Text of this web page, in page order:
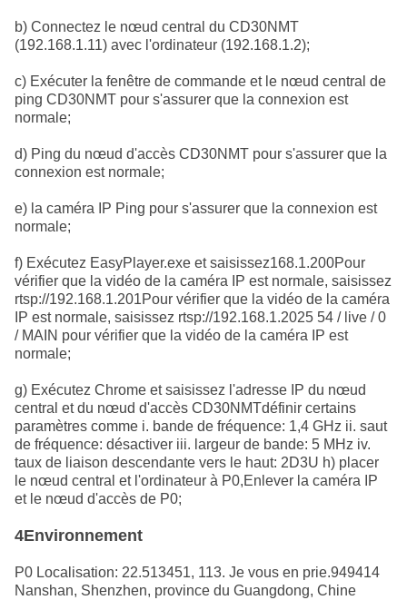
b) Connectez le nœud central du CD30NMT
(192.168.1.11) avec l'ordinateur (192.168.1.2);
c) Exécuter la fenêtre de commande et le nœud central de
ping CD30NMT pour s'assurer que la connexion est
normale;
d) Ping du nœud d'accès CD30NMT pour s'assurer que la
connexion est normale;
e) la caméra IP Ping pour s'assurer que la connexion est
normale;
f) Exécutez EasyPlayer.exe et saisissez168.1.200Pour
vérifier que la vidéo de la caméra IP est normale, saisissez
rtsp://192.168.1.201Pour vérifier que la vidéo de la caméra
IP est normale, saisissez rtsp://192.168.1.2025 54 / live / 0
/ MAIN pour vérifier que la vidéo de la caméra IP est
normale;
g) Exécutez Chrome et saisissez l'adresse IP du nœud
central et du nœud d'accès CD30NMTdéfinir certains
paramètres comme i. bande de fréquence: 1,4 GHz ii. saut
de fréquence: désactiver iii. largeur de bande: 5 MHz iv.
taux de liaison descendante vers le haut: 2D3U h) placer
le nœud central et l'ordinateur à P0,Enlever la caméra IP
et le nœud d'accès de P0;
4Environnement
P0 Localisation: 22.513451, 113. Je vous en prie.949414
Nanshan, Shenzhen, province du Guangdong, Chine